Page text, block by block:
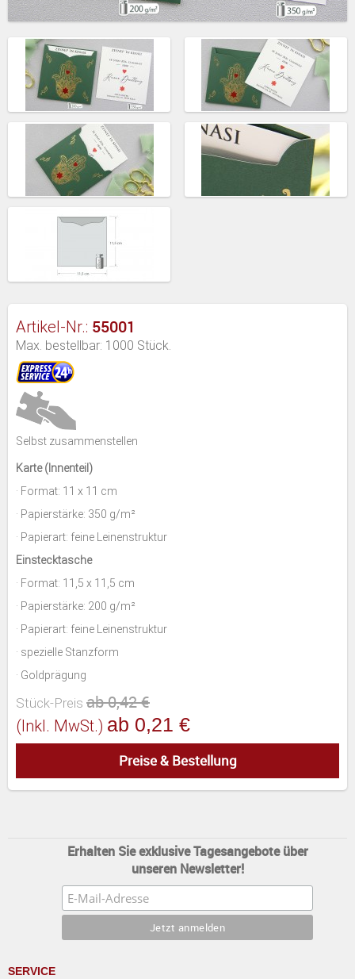
Artikel-Nr.: 55001
Max. bestellbar: 1000 Stück.
Selbst zusammenstellen
Karte (Innenteil)
· Format: 11 x 11 cm
· Papierstärke: 350 g/m²
· Papierart: feine Leinenstruktur
Einstecktasche
· Format: 11,5 x 11,5 cm
· Papierstärke: 200 g/m²
· Papierart: feine Leinenstruktur
· spezielle Stanzform
· Goldprägung
Stück-Preis ab 0,42 €
(inkl. MwSt.) ab 0,21 €
Preise & Bestellung
Erhalten Sie exklusive Tagesangebote über
unseren Newsletter!
SERVICE